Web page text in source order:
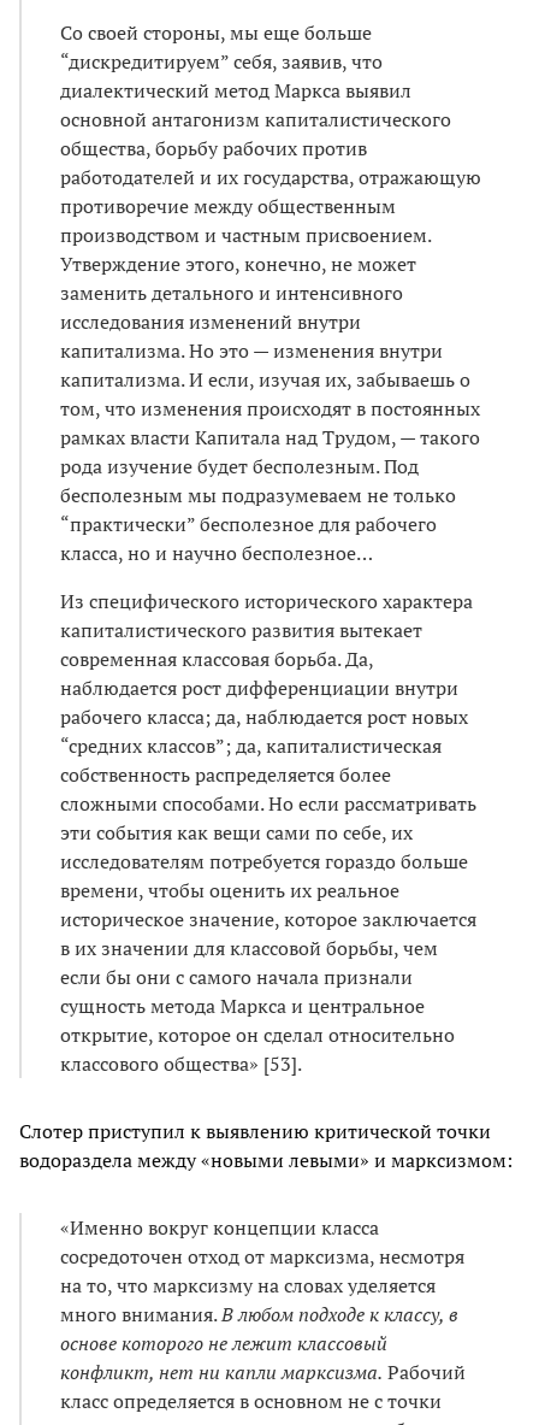
Со своей стороны, мы еще больше
“дискредитируем” себя, заявив, что
диалектический метод Маркса выявил
основной антагонизм капиталистического
общества, борьбу рабочих против
работодателей и их государства, отражающую
противоречие между общественным
производством и частным присвоением.
Утверждение этого, конечно, не может
заменить детального и интенсивного
исследования изменений внутри
капитализма. Но это — изменения внутри
капитализма. И если, изучая их, забываешь о
том, что изменения происходят в постоянных
рамках власти Капитала над Трудом, — такого
рода изучение будет бесполезным. Под
бесполезным мы подразумеваем не только
“практически” бесполезное для рабочего
класса, но и научно бесполезное…
Из специфического исторического характера
капиталистического развития вытекает
современная классовая борьба. Да,
наблюдается рост дифференциации внутри
рабочего класса; да, наблюдается рост новых
“средних классов”; да, капиталистическая
собственность распределяется более
сложными способами. Но если рассматривать
эти события как вещи сами по себе, их
исследователям потребуется гораздо больше
времени, чтобы оценить их реальное
историческое значение, которое заключается
в их значении для классовой борьбы, чем
если бы они с самого начала признали
сущность метода Маркса и центральное
открытие, которое он сделал относительно
классового общества» [53].
Слотер приступил к выявлению критической точки
водораздела между «новыми левыми» и марксизмом:
«Именно вокруг концепции класса
сосредоточен отход от марксизма, несмотря
на то, что марксизму на словах уделяется
много внимания.В любом подходе к классу, в
основе которого не лежит классовый
конфликт, нет ни капли марксизма. Рабочий
класс определяется в основном не с точки